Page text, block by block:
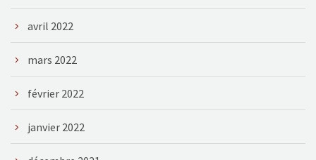
avril 2022
mars 2022
février 2022
janvier 2022